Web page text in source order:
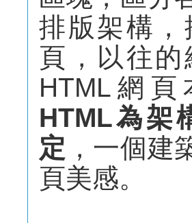
排版架構，
頁，以往
HTML網
HTML為架
定 ，一個建
頁美感。